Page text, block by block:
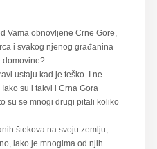
Vama obnovljene Crne Gore,
i svakog njenog građanina
domovine?
ustaju kad je teško. I ne
su i takvi i Crna Gora
su se mnogi drugi pitali koliko
štekova na svoju zemlju,
iako je mnogima od njih